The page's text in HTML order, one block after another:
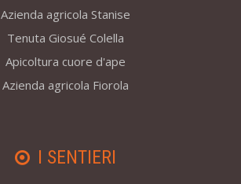
Azienda agricola Stanise
Tenuta Giosué Colella
Apicoltura cuore d'ape
Azienda agricola Fiorola
I SENTIERI